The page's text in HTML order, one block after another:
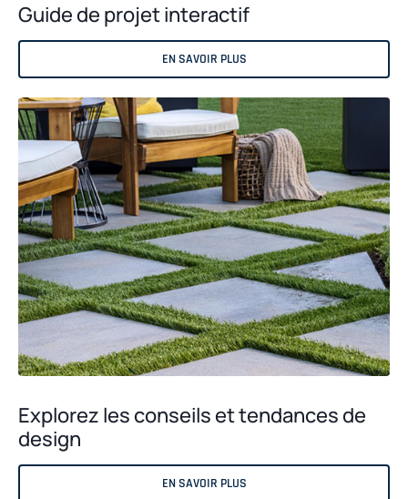
Guide de projet interactif
EN SAVOIR PLUS
Explorez les conseils et tendances de
design
EN SAVOIR PLUS